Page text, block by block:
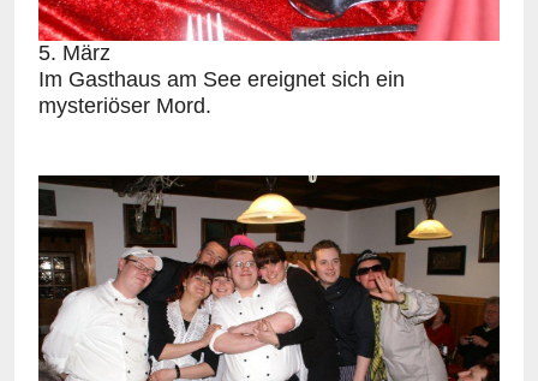
5. März
Im Gasthaus am See ereignet sich ein
mysteriöser Mord.